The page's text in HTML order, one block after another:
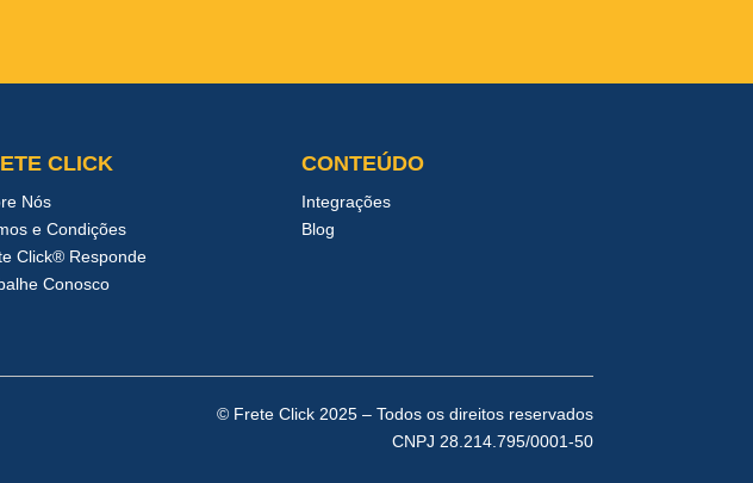
CLICK
Nós
e Condições
Click® Responde
Conosco
CONTEÚDO
Integrações
Blog
© Frete Click 2025 – Todos os direitos reservados
CNPJ 28.214.795/0001-50